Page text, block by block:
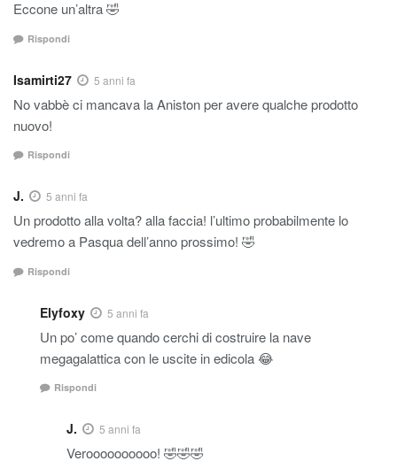
Eccone un’altra 🤣
Rispondi
Isamirti27 5 anni fa
No vabbè ci mancava la Aniston per avere qualche prodotto
nuovo!
Rispondi
J. 5 anni fa
Un prodotto alla volta? alla faccia! l’ultimo probabilmente lo
vedremo a Pasqua dell’anno prossimo! 🤣
Rispondi
Elyfoxy 5 anni fa
Un po’ come quando cerchi di costruire la nave
megagalattica con le uscite in edicola 😂
Rispondi
J. 5 anni fa
Veroooooooooo! 🤣🤣🤣